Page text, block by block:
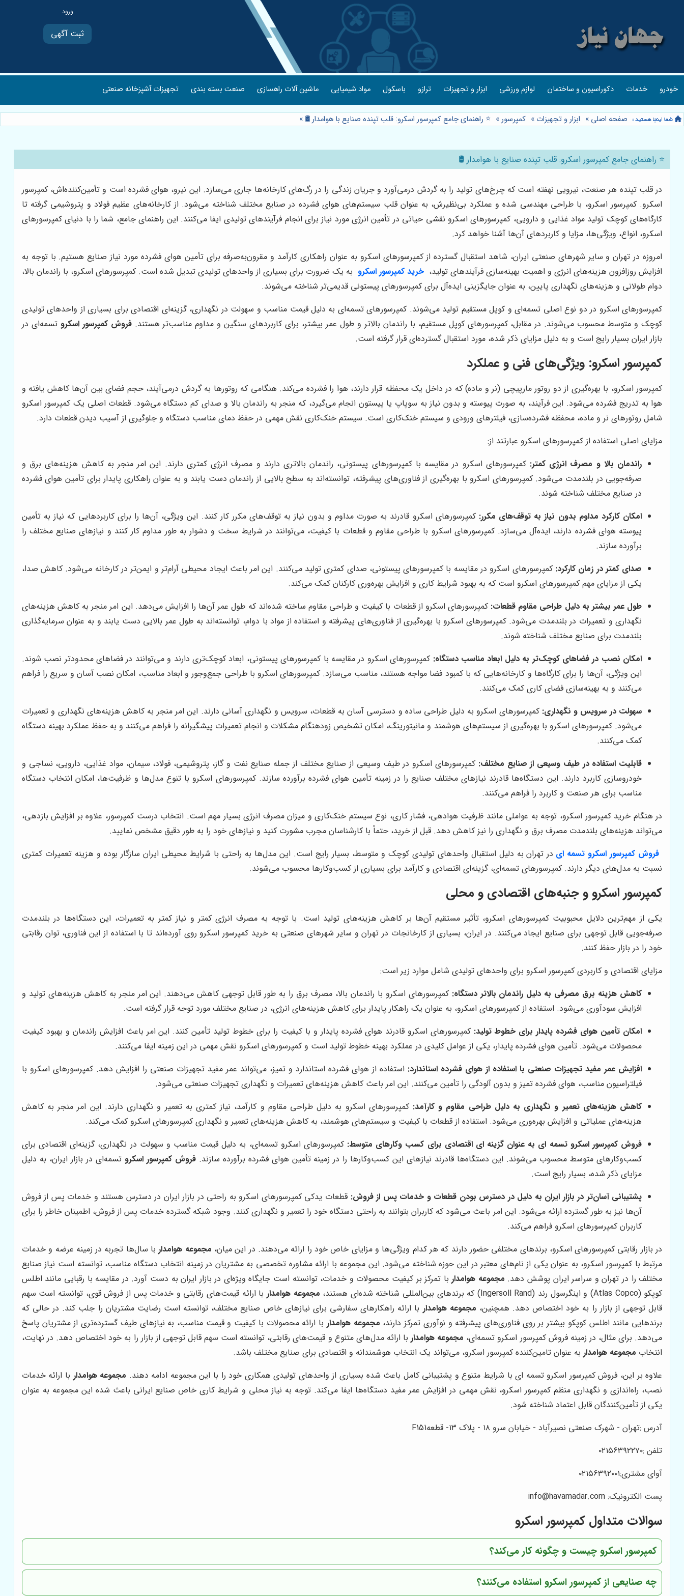
ثبت آگهی
خودرو خدمات دکوراسیون و ساختمان لوازم ورزشی ابزار و تجهیزات ترازو باسکول مواد شیمیایی ماشین آلات راهسازی صنعت بسته بندی تجهیزات آشپزخانه صنعتی
صفحه اصلی » ابزار و تجهیزات » کمپرسور» ⭐️ راهنمای جامع کمپرسور اسکرو: قلب تپنده صنایع با هوامدار 🛢️ »
⭐️ راهنمای جامع کمپرسور اسکرو: قلب تپنده صنایع با هوامدار 🛢️
در قلب تپنده هر صنعت، نیرویی نهفته است که چرخ‌های تولید را به گردش درمی‌آورد و جریان زندگی را در رگ‌های کارخانه‌ها جاری می‌سازد. این نیرو، هوای فشرده است و تأمین‌کننده‌اش، کمپرسور
اسکرو. کمپرسور اسکرو، با طراحی مهندسی شده و عملکرد بی‌نظیرش، به عنوان قلب سیستم‌های هوای فشرده در صنایع مختلف شناخته می‌شود. از کارخانه‌های عظیم فولاد و پتروشیمی گرفته تا
کارگاه‌های کوچک تولید مواد غذایی و دارویی، کمپرسورهای اسکرو نقشی حیاتی در تأمین انرژی مورد نیاز برای انجام فرآیندهای تولیدی ایفا می‌کنند. این راهنمای جامع، شما را با دنیای کمپرسورهای
اسکرو، انواع، ویژگی‌ها، مزایا و کاربردهای آن‌ها آشنا خواهد کرد.
امروزه در تهران و سایر شهرهای صنعتی ایران، شاهد استقبال گسترده از کمپرسورهای اسکرو به عنوان راهکاری کارآمد و مقرون‌به‌صرفه برای تأمین هوای فشرده مورد نیاز صنایع هستیم. با توجه به
افزایش روزافزون هزینه‌های انرژی و اهمیت بهینه‌سازی فرآیندهای تولید، خرید کمپرسور اسکرو به یک ضرورت برای بسیاری از واحدهای تولیدی تبدیل شده است. کمپرسورهای اسکرو، با راندمان بالا،
دوام طولانی و هزینه‌های نگهداری پایین، به عنوان جایگزینی ایده‌آل برای کمپرسورهای پیستونی قدیمی‌تر شناخته می‌شوند.
کمپرسورهای اسکرو در دو نوع اصلی تسمه‌ای و کوپل مستقیم تولید می‌شوند. کمپرسورهای تسمه‌ای به دلیل قیمت مناسب و سهولت در نگهداری، گزینه‌ای اقتصادی برای بسیاری از واحدهای تولیدی
کوچک و متوسط محسوب می‌شوند. در مقابل، کمپرسورهای کوپل مستقیم، با راندمان بالاتر و طول عمر بیشتر، برای کاربردهای سنگین و مداوم مناسب‌تر هستند.فروش کمپرسور اسکرو تسمه‌ای در
بازار ایران بسیار رایج است و به دلیل مزایای ذکر شده، مورد استقبال گسترده‌ای قرار گرفته است.
کمپرسور اسکرو: ویژگی‌های فنی و عملکرد
کمپرسور اسکرو، با بهره‌گیری از دو روتور مارپیچی (نر و ماده) که در داخل یک محفظه قرار دارند، هوا را فشرده می‌کند. هنگامی که روتورها به گردش درمی‌آیند، حجم فضای بین آن‌ها کاهش یافته و
هوا به تدریج فشرده می‌شود. این فرآیند، به صورت پیوسته و بدون نیاز به سوپاپ یا پیستون انجام می‌گیرد، که منجر به راندمان بالا و صدای کم دستگاه می‌شود. قطعات اصلی یک کمپرسور اسکرو
شامل روتورهای نر و ماده، محفظه فشرده‌سازی، فیلترهای ورودی و سیستم خنک‌کاری است. سیستم خنک‌کاری نقش مهمی در حفظ دمای مناسب دستگاه و جلوگیری از آسیب دیدن قطعات دارد.
مزایای اصلی استفاده از کمپرسورهای اسکرو عبارتند از:
راندمان بالا و مصرف انرژی کمتر: کمپرسورهای اسکرو در مقایسه با کمپرسورهای پیستونی، راندمان بالاتری دارند و مصرف انرژی کمتری دارند. این امر منجر به کاهش هزینه‌های برق و
صرفه‌جویی در بلندمدت می‌شود. کمپرسورهای اسکرو با بهره‌گیری از فناوری‌های پیشرفته، توانسته‌اند به سطح بالایی از راندمان دست یابند و به عنوان راهکاری پایدار برای تأمین هوای فشرده
در صنایع مختلف شناخته شوند.
امکان کارکرد مداوم بدون نیاز به توقف‌های مکرر: کمپرسورهای اسکرو قادرند به صورت مداوم و بدون نیاز به توقف‌های مکرر کار کنند. این ویژگی، آن‌ها را برای کاربردهایی که نیاز به تأمین
پیوسته هوای فشرده دارند، ایده‌آل می‌سازد. کمپرسورهای اسکرو با طراحی مقاوم و قطعات با کیفیت، می‌توانند در شرایط سخت و دشوار به طور مداوم کار کنند و نیازهای صنایع مختلف را
برآورده سازند.
صدای کمتر در زمان کارکرد: کمپرسورهای اسکرو در مقایسه با کمپرسورهای پیستونی، صدای کمتری تولید می‌کنند. این امر باعث ایجاد محیطی آرام‌تر و ایمن‌تر در کارخانه می‌شود. کاهش صدا،
یکی از مزایای مهم کمپرسورهای اسکرو است که به بهبود شرایط کاری و افزایش بهره‌وری کارکنان کمک می‌کند.
طول عمر بیشتر به دلیل طراحی مقاوم قطعات: کمپرسورهای اسکرو از قطعات با کیفیت و طراحی مقاوم ساخته شده‌اند که طول عمر آن‌ها را افزایش می‌دهد. این امر منجر به کاهش هزینه‌های
نگهداری و تعمیرات در بلندمدت می‌شود. کمپرسورهای اسکرو با بهره‌گیری از فناوری‌های پیشرفته و استفاده از مواد با دوام، توانسته‌اند به طول عمر بالایی دست یابند و به عنوان سرمایه‌گذاری
بلندمدت برای صنایع مختلف شناخته شوند.
امکان نصب در فضاهای کوچک‌تر به دلیل ابعاد مناسب دستگاه: کمپرسورهای اسکرو در مقایسه با کمپرسورهای پیستونی، ابعاد کوچک‌تری دارند و می‌توانند در فضاهای محدودتر نصب شوند.
این ویژگی، آن‌ها را برای کارگاه‌ها و کارخانه‌هایی که با کمبود فضا مواجه هستند، مناسب می‌سازد. کمپرسورهای اسکرو با طراحی جمع‌وجور و ابعاد مناسب، امکان نصب آسان و سریع را فراهم
می‌کنند و به بهینه‌سازی فضای کاری کمک می‌کنند.
سهولت در سرویس و نگهداری: کمپرسورهای اسکرو به دلیل طراحی ساده و دسترسی آسان به قطعات، سرویس و نگهداری آسانی دارند. این امر منجر به کاهش هزینه‌های نگهداری و تعمیرات
می‌شود. کمپرسورهای اسکرو با بهره‌گیری از سیستم‌های هوشمند و مانیتورینگ، امکان تشخیص زودهنگام مشکلات و انجام تعمیرات پیشگیرانه را فراهم می‌کنند و به حفظ عملکرد بهینه دستگاه
کمک می‌کنند.
قابلیت استفاده در طیف وسیعی از صنایع مختلف: کمپرسورهای اسکرو در طیف وسیعی از صنایع مختلف از جمله صنایع نفت و گاز، پتروشیمی، فولاد، سیمان، مواد غذایی، دارویی، نساجی و
خودروسازی کاربرد دارند. این دستگاه‌ها قادرند نیازهای مختلف صنایع را در زمینه تأمین هوای فشرده برآورده سازند. کمپرسورهای اسکرو با تنوع مدل‌ها و ظرفیت‌ها، امکان انتخاب دستگاه
مناسب برای هر صنعت و کاربرد را فراهم می‌کنند.
در هنگام خرید کمپرسور اسکرو، توجه به عواملی مانند ظرفیت هوادهی، فشار کاری، نوع سیستم خنک‌کاری و میزان مصرف انرژی بسیار مهم است. انتخاب درست کمپرسور، علاوه بر افزایش بازدهی،
می‌تواند هزینه‌های بلندمدت مصرف برق و نگهداری را نیز کاهش دهد. قبل از خرید، حتماً با کارشناسان مجرب مشورت کنید و نیازهای خود را به طور دقیق مشخص نمایید.
فروش کمپرسور اسکرو تسمه ای در تهران به دلیل استقبال واحدهای تولیدی کوچک و متوسط، بسیار رایج است. این مدل‌ها به راحتی با شرایط محیطی ایران سازگار بوده و هزینه تعمیرات کمتری
نسبت به مدل‌های دیگر دارند. کمپرسورهای تسمه‌ای، گزینه‌ای اقتصادی و کارآمد برای بسیاری از کسب‌وکارها محسوب می‌شوند.
کمپرسور اسکرو و جنبه‌های اقتصادی و محلی
یکی از مهم‌ترین دلایل محبوبیت کمپرسورهای اسکرو، تأثیر مستقیم آن‌ها بر کاهش هزینه‌های تولید است. با توجه به مصرف انرژی کمتر و نیاز کمتر به تعمیرات، این دستگاه‌ها در بلندمدت
صرفه‌جویی قابل توجهی برای صنایع ایجاد می‌کنند. در ایران، بسیاری از کارخانجات در تهران و سایر شهرهای صنعتی به خرید کمپرسور اسکرو روی آورده‌اند تا با استفاده از این فناوری، توان رقابتی
خود را در بازار حفظ کنند.
مزایای اقتصادی و کاربردی کمپرسور اسکرو برای واحدهای تولیدی شامل موارد زیر است:
کاهش هزینه برق مصرفی به دلیل راندمان بالاتر دستگاه: کمپرسورهای اسکرو با راندمان بالا، مصرف برق را به طور قابل توجهی کاهش می‌دهند. این امر منجر به کاهش هزینه‌های تولید و
افزایش سودآوری می‌شود. استفاده از کمپرسورهای اسکرو، به عنوان یک راهکار پایدار برای کاهش هزینه‌های انرژی، در صنایع مختلف مورد توجه قرار گرفته است.
امکان تأمین هوای فشرده پایدار برای خطوط تولید: کمپرسورهای اسکرو قادرند هوای فشرده پایدار و با کیفیت را برای خطوط تولید تأمین کنند. این امر باعث افزایش راندمان و بهبود کیفیت
محصولات می‌شود. تأمین هوای فشرده پایدار، یکی از عوامل کلیدی در عملکرد بهینه خطوط تولید است و کمپرسورهای اسکرو نقش مهمی در این زمینه ایفا می‌کنند.
افزایش عمر مفید تجهیزات صنعتی با استفاده از هوای فشرده استاندارد: استفاده از هوای فشرده استاندارد و تمیز، می‌تواند عمر مفید تجهیزات صنعتی را افزایش دهد. کمپرسورهای اسکرو با
فیلتراسیون مناسب، هوای فشرده تمیز و بدون آلودگی را تأمین می‌کنند. این امر باعث کاهش هزینه‌های تعمیرات و نگهداری تجهیزات صنعتی می‌شود.
کاهش هزینه‌های تعمیر و نگهداری به دلیل طراحی مقاوم و کارآمد: کمپرسورهای اسکرو به دلیل طراحی مقاوم و کارآمد، نیاز کمتری به تعمیر و نگهداری دارند. این امر منجر به کاهش
هزینه‌های عملیاتی و افزایش بهره‌وری می‌شود. استفاده از قطعات با کیفیت و سیستم‌های هوشمند، به کاهش هزینه‌های تعمیر و نگهداری کمپرسورهای اسکرو کمک می‌کند.
فروش کمپرسور اسکرو تسمه ای به عنوان گزینه ای اقتصادی برای کسب وکارهای متوسط: کمپرسورهای اسکرو تسمه‌ای، به دلیل قیمت مناسب و سهولت در نگهداری، گزینه‌ای اقتصادی برای
کسب‌وکارهای متوسط محسوب می‌شوند. این دستگاه‌ها قادرند نیازهای این کسب‌وکارها را در زمینه تأمین هوای فشرده برآورده سازند.فروش کمپرسور اسکرو تسمه‌ای در بازار ایران، به دلیل
مزایای ذکر شده، بسیار رایج است.
پشتیبانی آسان‌تر در بازار ایران به دلیل در دسترس بودن قطعات و خدمات پس از فروش: قطعات یدکی کمپرسورهای اسکرو به راحتی در بازار ایران در دسترس هستند و خدمات پس از فروش
آن‌ها نیز به طور گسترده ارائه می‌شود. این امر باعث می‌شود که کاربران بتوانند به راحتی دستگاه خود را تعمیر و نگهداری کنند. وجود شبکه گسترده خدمات پس از فروش، اطمینان خاطر را برای
کاربران کمپرسورهای اسکرو فراهم می‌کند.
در بازار رقابتی کمپرسورهای اسکرو، برندهای مختلفی حضور دارند که هر کدام ویژگی‌ها و مزایای خاص خود را ارائه می‌دهند. در این میان، مجموعه هوامدار با سال‌ها تجربه در زمینه عرضه و خدمات
مرتبط با کمپرسور اسکرو، به عنوان یکی از نام‌های معتبر در این حوزه شناخته می‌شود. این مجموعه با ارائه مشاوره تخصصی به مشتریان در زمینه انتخاب دستگاه مناسب، توانسته است نیاز صنایع
مختلف را در تهران و سراسر ایران پوشش دهد. مجموعه هوامدار با تمرکز بر کیفیت محصولات و خدمات، توانسته است جایگاه ویژه‌ای در بازار ایران به دست آورد. در مقایسه با رقبایی مانند اطلس
کوپکو (Atlas Copco) و اینگرسول رند (Ingersoll Rand) که برندهای بین‌المللی شناخته شده‌ای هستند،
مجموعه هوامدار با ارائه قیمت‌های رقابتی و خدمات پس از فروش قوی، توانسته است سهم
قابل توجهی از بازار را به خود اختصاص دهد. همچنین، مجموعه هوامدار با ارائه راهکارهای سفارشی برای نیازهای خاص صنایع مختلف، توانسته است رضایت مشتریان را جلب کند. در حالی که
برندهایی مانند اطلس کوپکو بیشتر بر روی فناوری‌های پیشرفته و نوآوری تمرکز دارند، مجموعه هوامدار با ارائه محصولات با کیفیت و قیمت مناسب، به نیازهای طیف گسترده‌تری از مشتریان پاسخ
می‌دهد. برای مثال، در زمینه فروش کمپرسور اسکرو تسمه‌ای، مجموعه هوامدار با ارائه مدل‌های متنوع و قیمت‌های رقابتی، توانسته است سهم قابل توجهی از بازار را به خود اختصاص دهد. در نهایت،
انتخاب مجموعه هوامدار به عنوان تامین‌کننده کمپرسور اسکرو، می‌تواند یک انتخاب هوشمندانه و اقتصادی برای صنایع مختلف باشد.
علاوه بر این، فروش کمپرسور اسکرو تسمه ای با شرایط متنوع و پشتیبانی کامل باعث شده بسیاری از واحدهای تولیدی همکاری خود را با این مجموعه ادامه دهند. مجموعه هوامدار با ارائه خدمات
نصب، راه‌اندازی و نگهداری منظم کمپرسور اسکرو، نقش مهمی در افزایش عمر مفید دستگاه‌ها ایفا می‌کند. توجه به نیاز محلی و شرایط کاری خاص صنایع ایرانی باعث شده این مجموعه به عنوان
یکی از تأمین‌کنندگان قابل اعتماد شناخته شود.
آدرس :تهران - شهرک صنعتی نصیرآباد - خیابان سرو ۱۸ - پلاک ۱۳- قطعهF151
تلفن :۰۲۱۵۶۳۹۲۲۷۰
آوای مشتری:۰۲۱۵۶۳۹۲۰۰۱
پست الکترونیک: info@havamadar.com
سوالات متداول کمپرسور اسکرو
کمپرسور اسکرو چیست و چگونه کار می‌کند؟
چه صنایعی از کمپرسور اسکرو استفاده می‌کنند؟